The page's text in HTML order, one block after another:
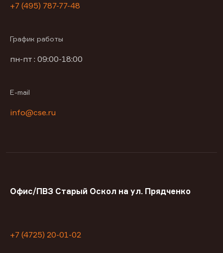
+7 (495) 787-77-48
График работы
пн-пт : 09:00-18:00
E-mail
info@cse.ru
Офис/ПВЗ Старый Оскол на ул. Прядченко
+7 (4725) 20-01-02